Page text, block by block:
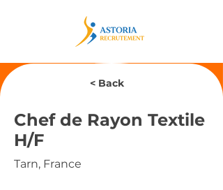
< Back
Chef de Rayon Textile
H/F
Tarn, France